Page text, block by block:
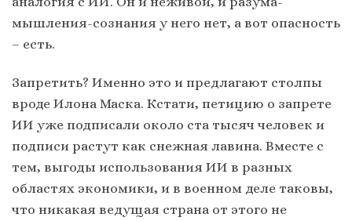
мышления-сознания у него нет, а вот опасность
– есть.
Запретить? Именно это и предлагают столпы
вроде Илона Маска. Кстати, петицию о запрете
ИИ уже подписали около ста тысяч человек и
подписи растут как снежная лавина. Вместе с
тем, выгоды использования ИИ в разных
областях экономики, и в военном деле таковы,
что никакая ведущая страна от этого не